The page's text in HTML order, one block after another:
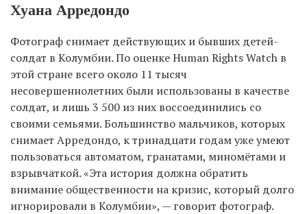
Хуана Арредондо
Фотограф снимает действующих и бывших детей-
солдат в Колумбии. По оценке Human Rights Watch в
этой стране всего около 11 тысяч
несовершеннолетних были использованы в качестве
солдат, и лишь 3 500 из них воссоединились со
своими семьями. Большинство мальчиков, которых
снимает Арредондо, к тринадцати годам уже умеют
пользоваться автоматом, гранатами, миномётами и
взрывчаткой. «Эта история должна обратить
внимание общественности на кризис, который долго
игнорировали в Колумбии», — говорит фотограф.